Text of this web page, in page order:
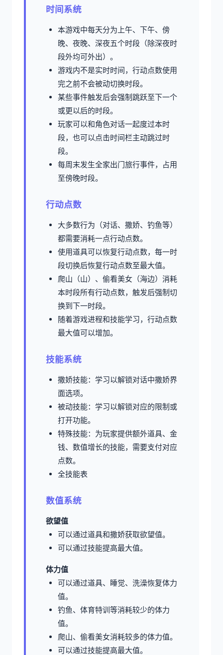
时间系统
本游戏中每天分为上午、下午、傍
晚、夜晚、深夜五个时段（除深夜时
段外均可外出）。
游戏内不是实时时间，行动点数使用
完之前不会被动切换时段。
某些事件触发后会强制跳跃至下一个
或更以后的时段。
玩家可以和角色对话一起度过本时
段，也可以点击时间栏主动跳过时
段。
每周末发生全家出门旅行事件，占用
至傍晚时段。
行动点数
大多数行为（对话、撒娇、钓鱼等）
都需要消耗一点行动点数。
使用道具可以恢复行动点数，每一时
段切换后恢复行动点数至最大值。
爬山（山）、偷看美女（海边）消耗
本时段所有行动点数，触发后强制切
换到下一时段。
随着游戏进程和技能学习，行动点数
最大值可以增加。
技能系统
撒娇技能：学习以解锁对话中撒娇界
面选项。
被动技能：学习以解锁对应的限制或
打开功能。
特殊技能：为玩家提供额外道具、金
钱、数值增长的技能，需要支付对应
点数。
全技能表
数值系统
欲望值
可以通过道具和撒娇获取欲望值。
可以通过技能提高最大值。
体力值
可以通过道具、睡觉、洗澡恢复体力
值。
钓鱼、体育特训等消耗较少的体力
值。
爬山、偷看美女消耗较多的体力值。
可以通过技能提高最大值。